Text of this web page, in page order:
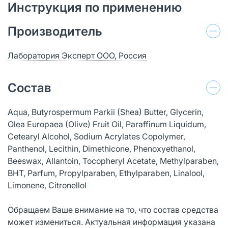
Инструкция по применению
Производитель
Лаборатория Эксперт ООО, Россия
Состав
Aqua, Butyrospermum Parkii (Shea) Butter, Glycerin,
Olea Europaea (Olive) Fruit Oil, Paraffinum Liquidum,
Cetearyl Alcohol, Sodium Acrylates Copolymer,
Panthenol, Lecithin, Dimethicone, Phenoxyethanol,
Beeswax, Allantoin, Tocopheryl Acetate, Methylparaben,
BHT, Parfum, Propylparaben, Ethylparaben, Linalool,
Limonene, Citronellol
Обращаем Ваше внимание на то, что состав средства
может измениться. Актуальная информация указана